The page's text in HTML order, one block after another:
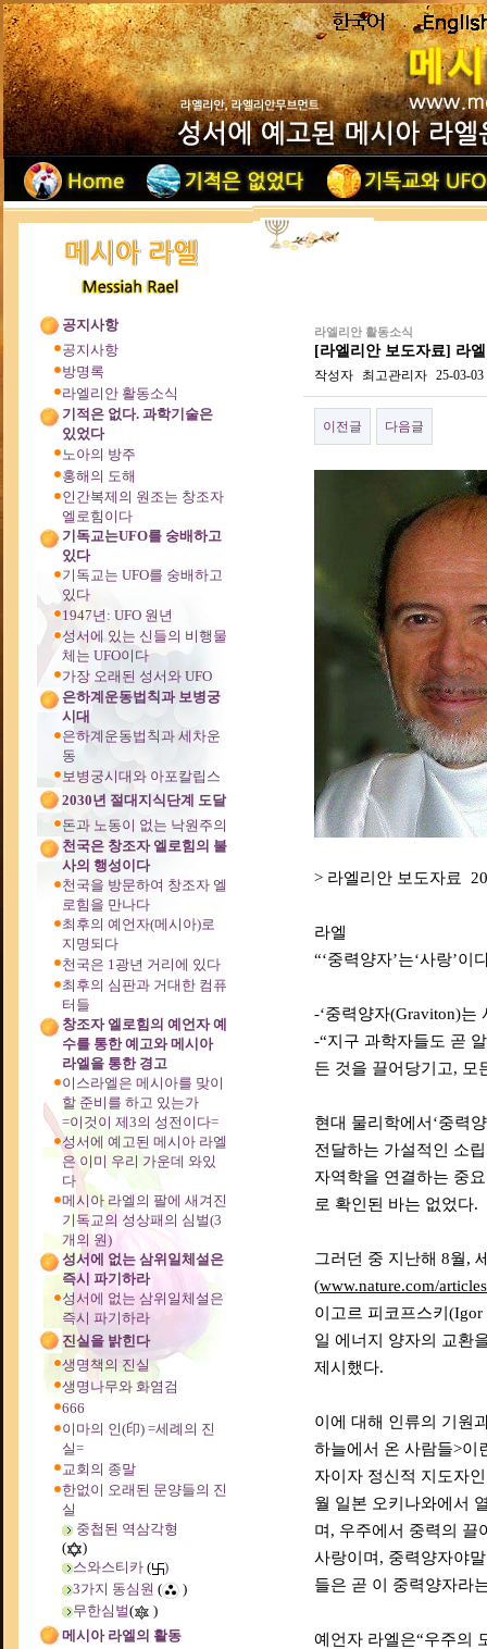
공지사항
공지사항
방명록
라엘리안 활동소식
기적은 없다. 과학기술은
있었다
노아의 방주
홍해의 도해
인간복제의 원조는 창조자
엘로힘이다
기독교는UFO를 숭배하고
있다
기독교는 UFO를 숭배하고
있다
1947년: UFO 원년
성서에 있는 신들의 비행물
체는 UFO이다
가장 오래된 성서와 UFO
은하계운동법칙과 보병궁
시대
은하계운동법칙과 세차운
동
보병궁시대와 아포칼립스
2030년 절대지식단계 도달
돈과 노동이 없는 낙원주의
천국은 창조자 엘로힘의 불
사의 행성이다
천국을 방문하여 창조자 엘
로힘을 만나다
최후의 예언자(메시아)로
지명되다
천국은 1광년 거리에 있다
최후의 심판과 거대한 컴퓨
터들
창조자 엘로힘의 예언자 예
수를 통한 예고와 메시아
라엘을 통한 경고
이스라엘은 메시아를 맞이
할 준비를 하고 있는가
=이것이 제3의 성전이다=
성서에 예고된 메시아 라엘
은 이미 우리 가운데 와있
다
메시아 라엘의 팔에 새겨진
기독교의 성상패의 심벌(3
개의 원)
성서에 없는 삼위일체설은
즉시 파기하라
성서에 없는 삼위일체설은
즉시 파기하라
진실을 밝힌다
생명책의 진실
생명나무와 화염검
666
이마의 인(印) =세례의 진
실=
교회의 종말
한없이 오래된 문양들의 진
실
중첩된 역삼각형
(
)
스와스티카(
)
3가지 동심원 (
)
무한심벌(
)
메시아 라엘의 활동
라엘리안 활동소식
[라엘리안 보도자료] 라엘
작성자 최고관리자 25-03-03
이전글 다음글
> 라엘리안 보도자료
라엘
“‘중력양자’는‘사랑’이
-‘중력양자(Graviton)는
-“지구 과학자들도 곧
든 것을 끌어당기고, 모
현대 물리학에서‘중력
전달하는 가설적인 소
자역학을 연결하는 중
로 확인된 바는 없었다.
그러던 중 지난해 8월,
(www.nature.com/
이고르 피코프스키
일 에너지 양자의 교환
제시했다.
이에 대해 인류의 기원
하늘에서 온 사람들>이
자이자 정신적 지도자
월 일본 오키나와에서
며, 우주에서 중력의 끌
사랑이며, 중력양자야
들은 곧 이 중력양자라
예언자 라엘은“우주의